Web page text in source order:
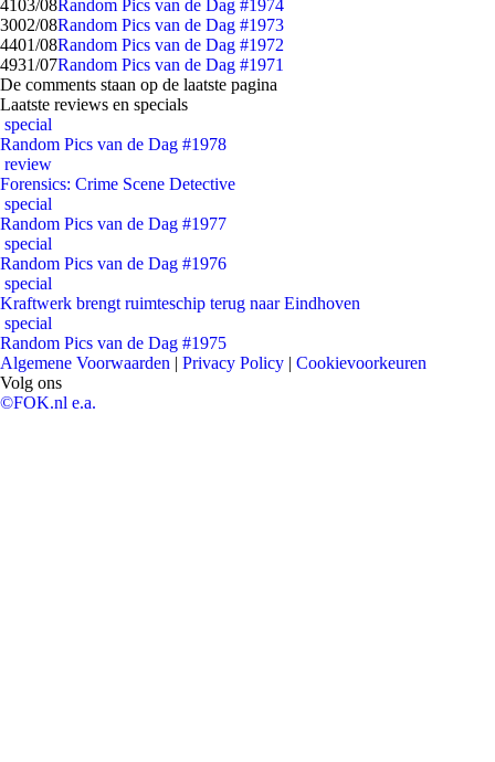
41 03/08Random Pics van de Dag #1974
3002/08Random Pics van de Dag #1973
4401/08Random Pics van de Dag #1972
4931/07Random Pics van de Dag #1971
De comments staan op de laatste pagina
Laatste reviews en specials
special
Random Pics van de Dag #1978
review
Forensics: Crime Scene Detective
special
Random Pics van de Dag #1977
special
Random Pics van de Dag #1976
special
Kraftwerk brengt ruimteschip terug naar Eindhoven
special
Random Pics van de Dag #1975
Algemene Voorwaarden | Privacy Policy | Cookievoorkeuren
Volg ons
©FOK.nl e.a.